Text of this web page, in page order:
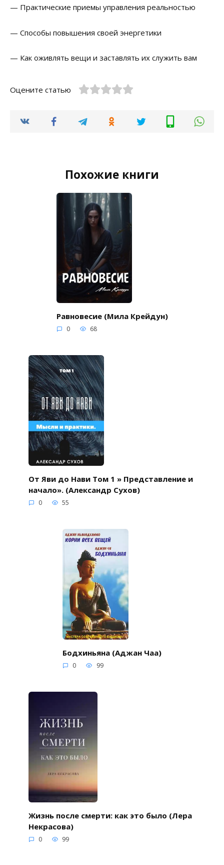
— Практические приемы управления реальностью
— Способы повышения своей энергетики
— Как оживлять вещи и заставлять их служить вам
Оцените статью
Похожие книги
Равновесие (Мила Крейдун)
0 68
От Яви до Нави Том 1 » Представление и
начало». (Александр Сухов)
0 55
Бодхиньяна (Аджан Чаа)
0 99
Жизнь после смерти: как это было (Лера
Некрасова)
0 99